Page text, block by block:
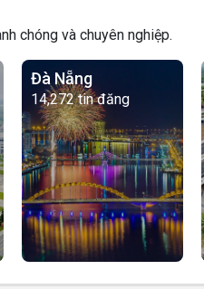
chóng và chuyên nghiệp.
Đà Nẵng
14,272 tin đăng